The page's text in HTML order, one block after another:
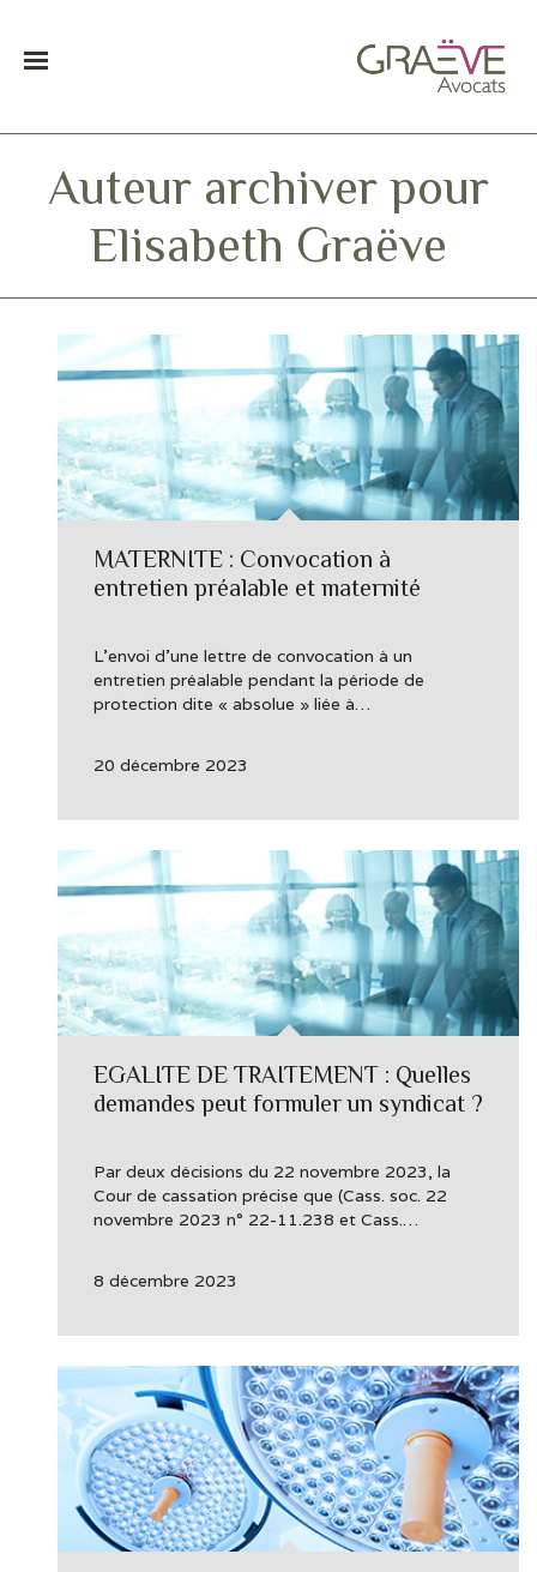
Auteur archiver pour
Elisabeth Graëve
MATERNITE : Convocation à
entretien préalable et maternité
L’envoi d’une lettre de convocation à un
entretien préalable pendant la période de
protection dite « absolue » liée à…
20 décembre 2023
EGALITE DE TRAITEMENT : Quelles
demandes peut formuler un syndicat ?
Par deux décisions du 22 novembre 2023, la
Cour de cassation précise que (Cass. soc. 22
novembre 2023 n° 22-11.238 et Cass.…
8 décembre 2023